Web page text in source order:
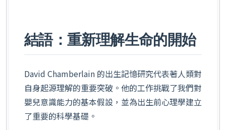
結語：重新理解生命的開始
David Chamberlain 的出生記憶研究代表著人類對
自身起源理解的重要突破。他的工作挑戰了我們對
嬰兒意識能力的基本假設，並為出生前心理學建立
了重要的科學基礎。